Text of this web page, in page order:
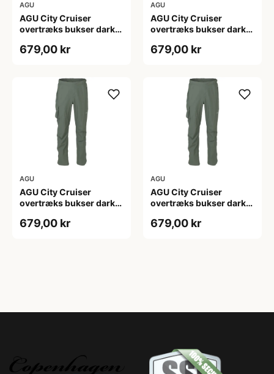
AGU
AGU City Cruiser
overtræks bukser dark
679,00 kr
AGU
AGU City Cruiser
overtræks bukser dark
679,00 kr
AGU
AGU City Cruiser
overtræks bukser dark
679,00 kr
AGU
AGU City Cruiser
overtræks bukser dark
679,00 kr